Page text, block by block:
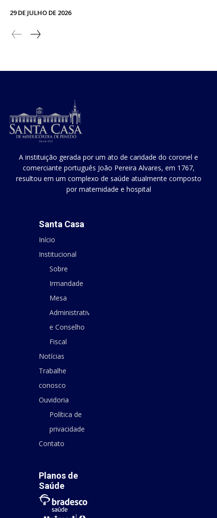
29 DE JULHO DE 2026
A instituição gerada por um ato de caridade do coronel e
comerciante português João Pereira Alvares, em 1767,
resultou em um complexo de saúde atualmente composto
por maternidade e hospital
Santa Casa
Início
Institucional
Sobre
Irmandade
Mesa
Administrativa
e Conselho
Fiscal
Notícias
Trabalhe
conosco
Ouvidoria
Política de
privacidade
Contato
Planos de
Saúde